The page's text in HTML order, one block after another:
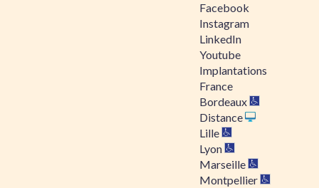
Facebook
Instagram
LinkedIn
Youtube
Implantations
France
Bordeaux
Distance
Lille
Lyon
Marseille
Montpellier